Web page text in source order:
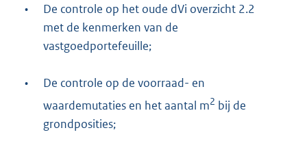
•
De controle op het oude dVi overzicht 2.2
met de kenmerken van de
vastgoedportefeuille;
•
De controle op de voorraad- en
waardemutaties en het aantal m2 bij de
grondposities;